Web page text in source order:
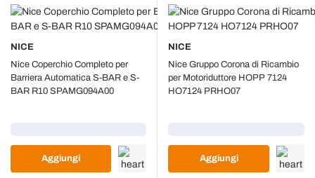
NICE
Nice Coperchio Completo per
Barriera Automatica S-BAR e S-
BAR R10 SPAMG094A00
Aggiungi
NICE
Nice Gruppo Corona di Ricambio
per Motoriduttore HOPP 7124
HO7124 PRHO07
Aggiungi